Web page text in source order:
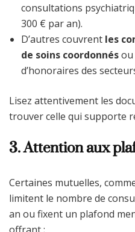
consultations
300 € par an).
D’autres couvrent les
de soins coordonnésou
d’honoraires des
Lisez attentivement les
trouver celle qui supporte
3. Attention aux
Certaines mutuelles,
limitent le nombre de
an ou fixent un plafond